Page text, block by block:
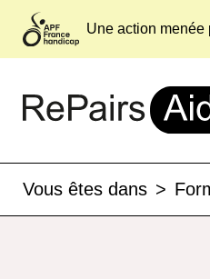
Une action menée
Vous êtes dans >